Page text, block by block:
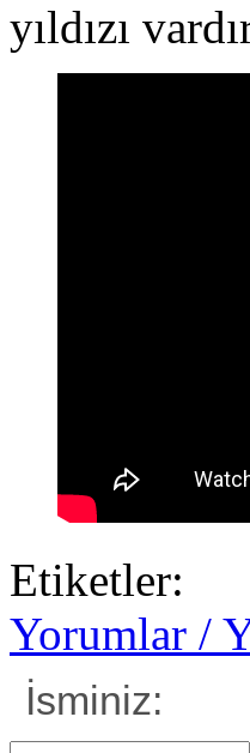
yıldızı
Etiketler:
Yorumlar /
İsminiz: